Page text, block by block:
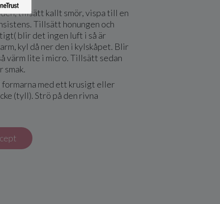
tillsätt kallt smör, vispa till en
Tillsätt honungen och
blir det ingen luft i så är
kyl då ner den i kylskåpet. Blir
värm lite i micro. Tillsätt sedan
smak.
formarna med ett krusigt eller
(tyll). Strö på den rivna